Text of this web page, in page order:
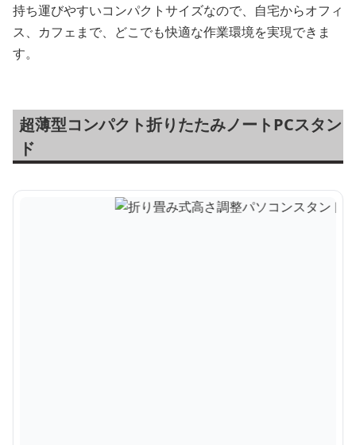
持ち運びやすいコンパクトサイズなので、自宅からオフィ
ス、カフェまで、どこでも快適な作業環境を実現できま
す。
超薄型コンパクト折りたたみノートPCスタン
ド